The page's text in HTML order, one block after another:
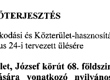
TERJESZTÉS
és Közterület-
24-i tervezett ülésére
József körút 68.
vonatkozó